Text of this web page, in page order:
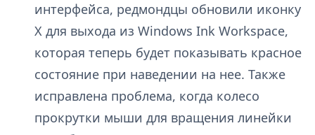
интерфейса, редмондцы обновили иконку
X для выхода из Windows Ink Workspace,
которая теперь будет показывать красное
состояние при наведении на нее. Также
исправлена проблема, когда колесо
прокрутки мыши для вращения линейки